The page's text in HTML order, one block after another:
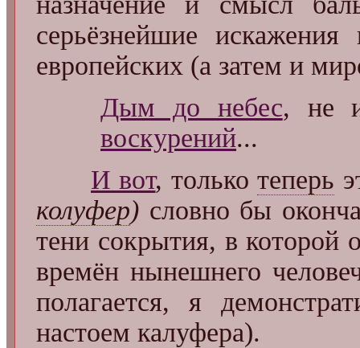
серьёзнейшие
европейских (а затем и
Дым до небес, не
воскурений...
И вот, толькотеперь
колуфер) словно бы
тени сокрытия, в которой
времён нынешнего
полагается, я
настоем калуфера).